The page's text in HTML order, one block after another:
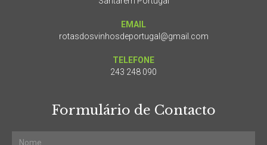
EMAIL
rotasdosvinhosdeportugal@gmail.com
TELEFONE
243 248 090
Formulário de Contacto